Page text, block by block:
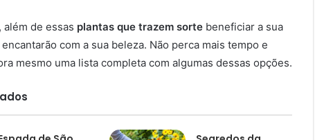
além de essas plantas que trazem sorte beneficiar a sua
com a sua beleza. Não perca mais tempo e
mesmo uma lista completa com algumas dessas opções.